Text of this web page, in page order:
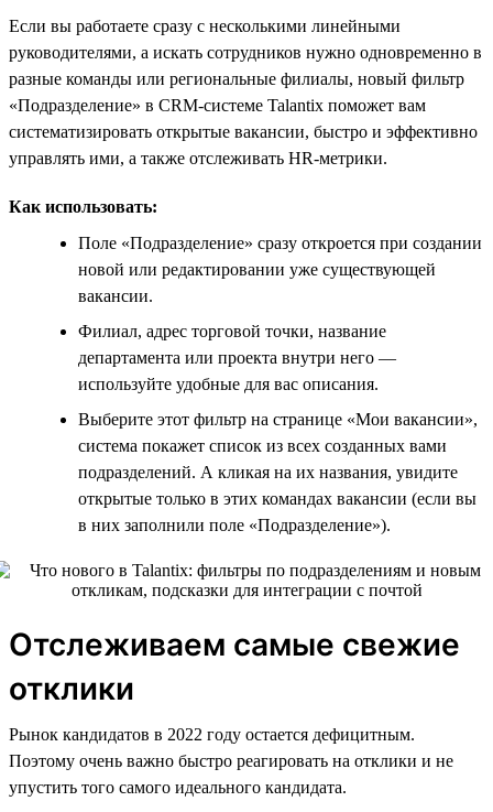
Если вы работаете сразу с несколькими линейными
руководителями, а искать сотрудников нужно одновременно в
разные команды или региональные филиалы, новый фильтр
«Подразделение» в CRM-системе Talantix поможет вам
систематизировать открытые вакансии, быстро и эффективно
управлять ими, а также отслеживать HR-метрики.
Как использовать:
Поле «Подразделение» сразу откроется при создании
новой или редактировании уже существующей
вакансии.
Филиал, адрес торговой точки, название
департамента или проекта внутри него —
используйте удобные для вас описания.
Выберите этот фильтр на странице «Мои вакансии»,
система покажет список из всех созданных вами
подразделений. А кликая на их названия, увидите
открытые только в этих командах вакансии (если вы
в них заполнили поле «Подразделение»).
Отслеживаем самые свежие
отклики
Рынок кандидатов в 2022 году остается дефицитным.
Поэтому очень важно быстро реагировать на отклики и не
упустить того самого идеального кандидата.